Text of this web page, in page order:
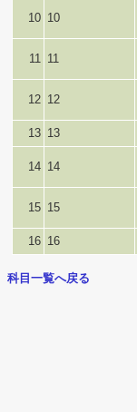
10 10
11 11
12 12
13 13
14 14
15 15
16 16
科目一覧へ戻る